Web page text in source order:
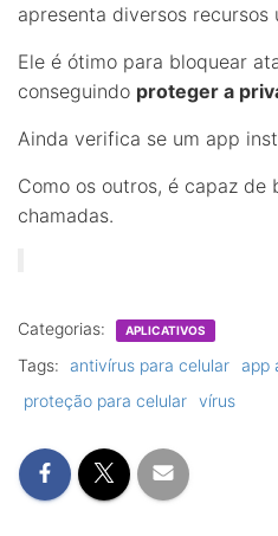
apresenta diversos recursos
Ele é ótimo para bloquear
conseguindo proteger a
Ainda verifica se um app
Como os outros, é capaz de
chamadas.
Categorias: APLICATIVOS
Tags: antivírus para celular app
proteção para celular vírus